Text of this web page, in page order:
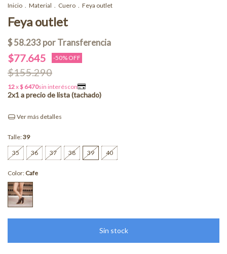
Inicio . Material . Cuero . Feya outlet
Feya outlet
$77.645 -50% OFF
$155.290
Ver más detalles
Talle:39
35 36 37 38 39 40
Color: Cafe